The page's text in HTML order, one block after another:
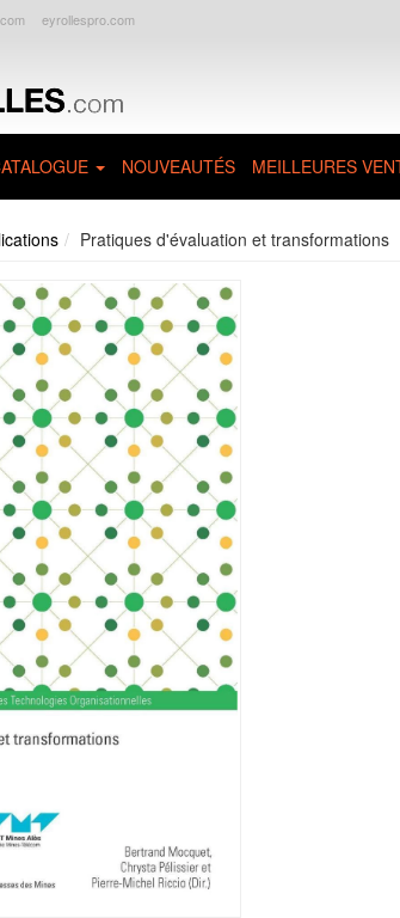
eyrollespro.com
NOUVEAUTÉS MEILLEURES
Pratiques d'évaluation et transformations